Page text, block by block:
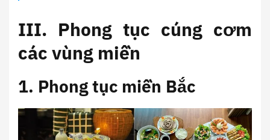
III. Phong tục cúng cơm
các vùng miền
1. Phong tục miền Bắc